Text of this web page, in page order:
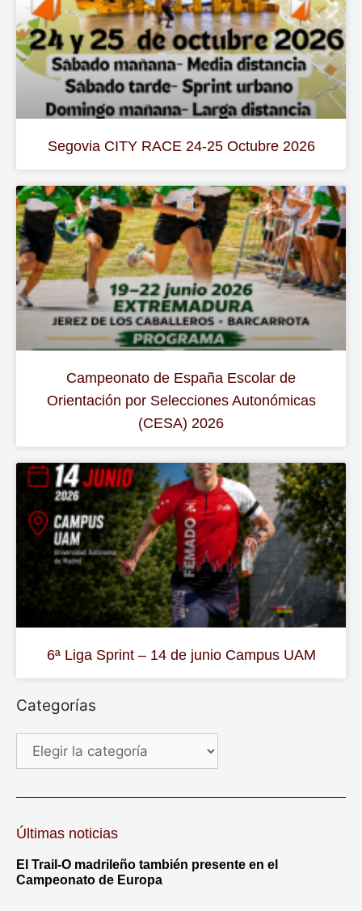
Segovia CITY RACE 24-25 Octubre 2026
Campeonato de España Escolar de
Orientación por Selecciones Autonómicas
(CESA) 2026
6ª Liga Sprint – 14 de junio Campus UAM
Categorías
Últimas noticias
El Trail-O madrileño también presente en el
Campeonato de Europa